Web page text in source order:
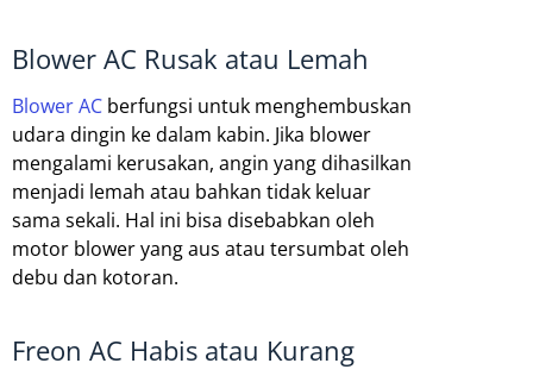
Blower AC Rusak atau Lemah
Blower AC berfungsi untuk menghembuskan
udara dingin ke dalam kabin. Jika blower
mengalami kerusakan, angin yang dihasilkan
menjadi lemah atau bahkan tidak keluar
sama sekali. Hal ini bisa disebabkan oleh
motor blower yang aus atau tersumbat oleh
debu dan kotoran.
Freon AC Habis atau Kurang